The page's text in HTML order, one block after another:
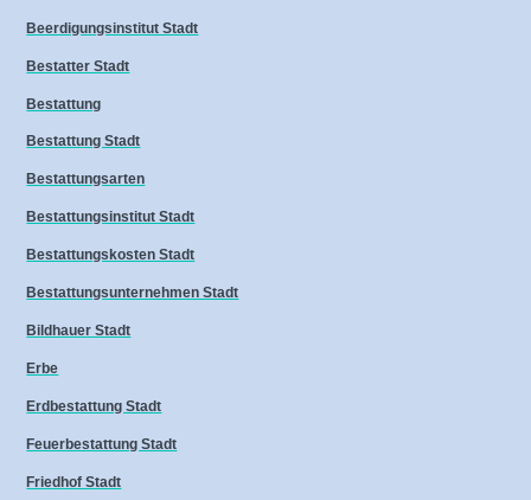
Beerdigungsinstitut Stadt
Bestatter Stadt
Bestattung
Bestattung Stadt
Bestattungsarten
Bestattungsinstitut Stadt
Bestattungskosten Stadt
Bestattungsunternehmen Stadt
Bildhauer Stadt
Erbe
Erdbestattung Stadt
Feuerbestattung Stadt
Friedhof Stadt